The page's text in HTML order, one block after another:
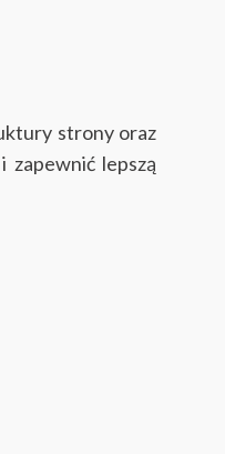
strony oraz
zapewnić lepszą